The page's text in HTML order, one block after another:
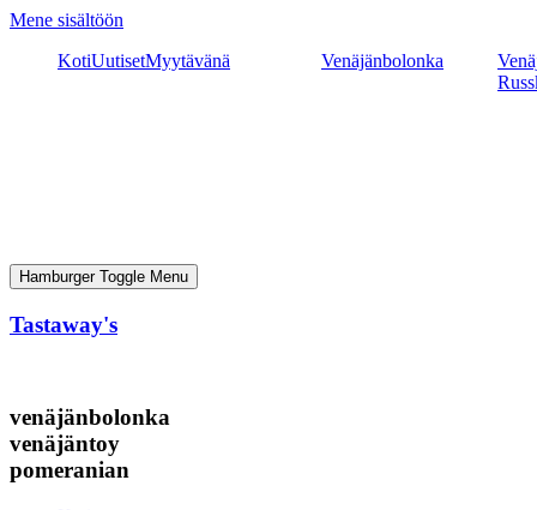
Mene sisältöön
KotiUutisetMyytävänä Venäjänbolonka
Hamburger Toggle Menu
Tastaway's
venäjänbolonka
venäjäntoy
pomeranian